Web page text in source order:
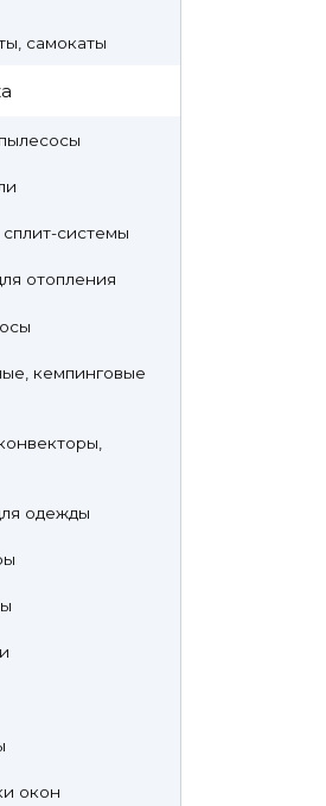
самокаты
системы
отопления
кемпинговые
одежды
окон